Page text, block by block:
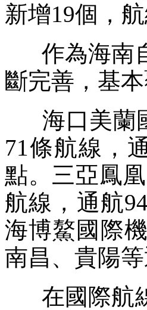
新增19個，
作為海南
斷完善，基
海口美蘭國
71條航線，
點。三亞鳳
航線，通航
海博鰲國際
南昌、貴陽
在國際航